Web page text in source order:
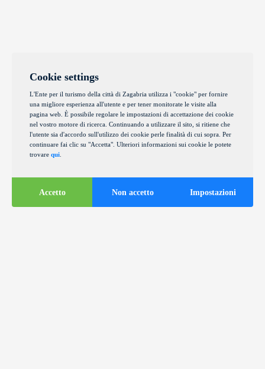
Cookie settings
L'Ente per il turismo della città di Zagabria utilizza i "cookie" per fornire
una migliore esperienza all'utente e per tener monitorate le visite alla
pagina web. È possibile regolare le impostazioni di accettazione dei cookie
nel vostro motore di ricerca. Continuando a utilizzare il sito, si ritiene che
l'utente sia d'accordo sull'utilizzo dei cookie perle finalità di cui sopra. Per
continuare fai clic su "Accetta". Ulteriori informazioni sui cookie le potete
trovare qui
Accetto Non accetto Impostazioni